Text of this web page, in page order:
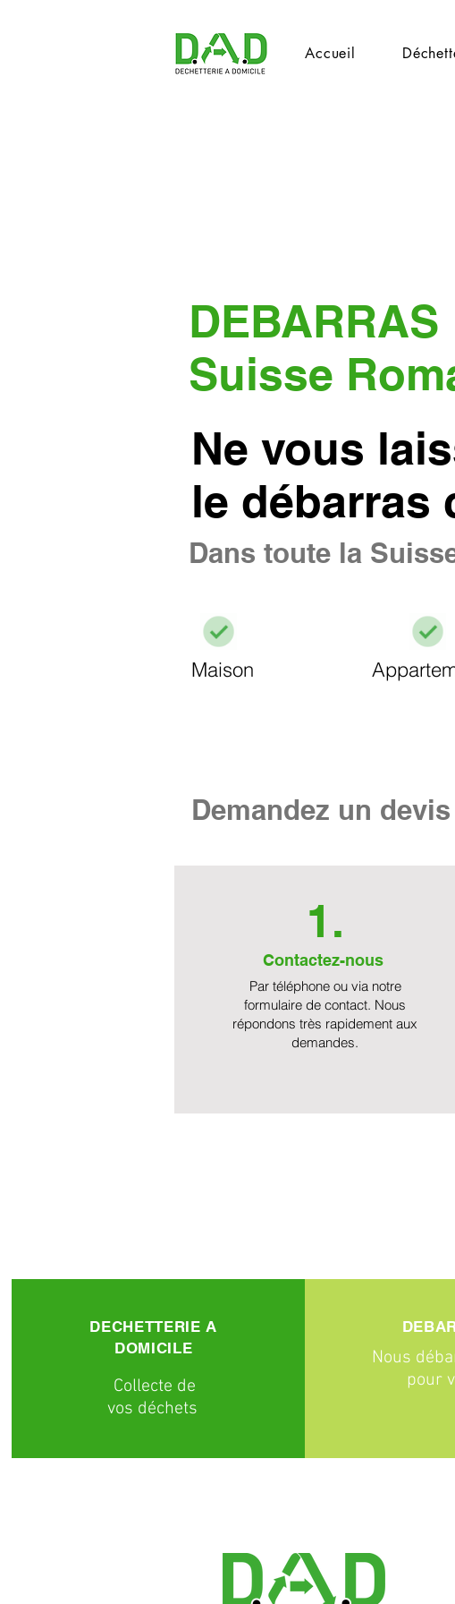
Accueil
DEBARRAS
Suisse
Ne vous
le débarras
Dans toute la
Maison
Demandez un
1.
Contactez-nous
Par téléphone ou via notre
formulaire de contact. Nous
répondons très rapidement aux
demandes.
DECHETTERIE A
DOMICILE
Collecte de
vos déchets
Nous
pour